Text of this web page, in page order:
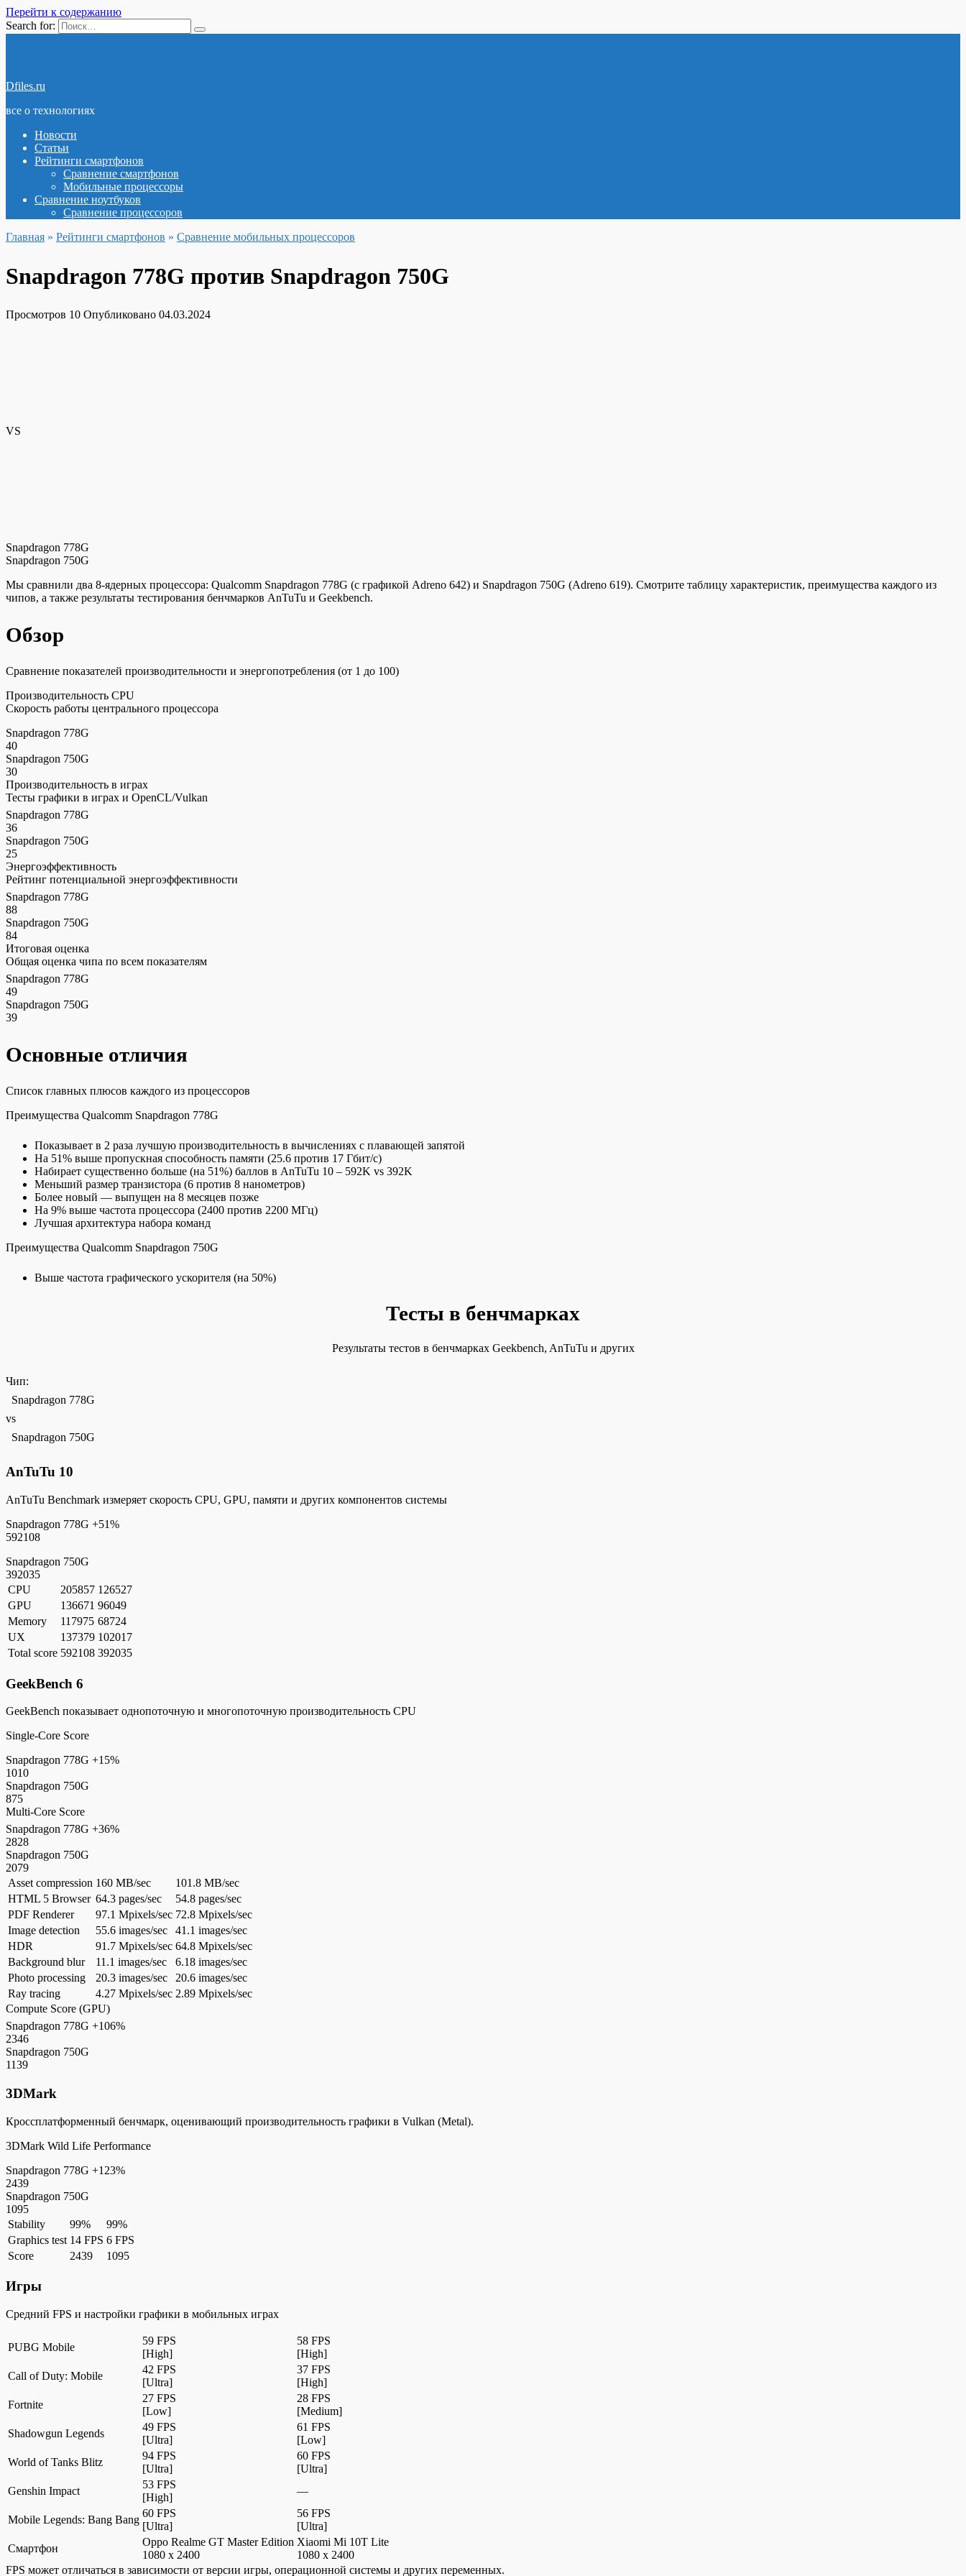
Перейти к содержанию
Search for:
Dfiles.ru
все о технологиях
Новости
Статьи
Рейтинги смартфонов
Сравнение смартфонов
Мобильные процессоры
Сравнение ноутбуков
Сравнение процессоров
Главная » Рейтинги смартфонов » Сравнение мобильных процессоров
Snapdragon 778G против Snapdragon 750G
Просмотров 10 Опубликовано 04.03.2024
VS
Snapdragon 778G
Snapdragon 750G
Мы сравнили два 8-ядерных процессора: Qualcomm Snapdragon 778G (с графикой Adreno 642) и Snapdragon 750G (Adreno 619). Смотрите таблицу характеристик, преимущества каждого из
чипов, а также результаты тестирования бенчмарков AnTuTu и Geekbench.
Обзор
Сравнение показателей производительности и энергопотребления (от 1 до 100)
Производительность CPU
Скорость работы центрального процессора
Snapdragon 778G
40
Snapdragon 750G
30
Производительность в играх
Тесты графики в играх и OpenCL/Vulkan
Snapdragon 778G
36
Snapdragon 750G
25
Энергоэффективность
Рейтинг потенциальной энергоэффективности
Snapdragon 778G
88
Snapdragon 750G
84
Итоговая оценка
Общая оценка чипа по всем показателям
Snapdragon 778G
49
Snapdragon 750G
39
Основные отличия
Список главных плюсов каждого из процессоров
Преимущества Qualcomm Snapdragon 778G
Показывает в 2 раза лучшую производительность в вычислениях с плавающей запятой
На 51% выше пропускная способность памяти (25.6 против 17 Гбит/с)
Набирает существенно больше (на 51%) баллов в AnTuTu 10 – 592K vs 392K
Меньший размер транзистора (6 против 8 нанометров)
Более новый — выпущен на 8 месяцев позже
На 9% выше частота процессора (2400 против 2200 МГц)
Лучшая архитектура набора команд
Преимущества Qualcomm Snapdragon 750G
Выше частота графического ускорителя (на 50%)
Тесты в бенчмарках
Результаты тестов в бенчмарках Geekbench, AnTuTu и других
Чип:
Snapdragon 778G
vs
Snapdragon 750G
AnTuTu 10
AnTuTu Benchmark измеряет скорость CPU, GPU, памяти и других компонентов системы
Snapdragon 778G +51%
592108
Snapdragon 750G
392035
CPU
205857 126527
GPU
136671 96049
Memory
117975 68724
UX
137379 102017
Total score 592108 392035
GeekBench 6
GeekBench показывает однопоточную и многопоточную производительность CPU
Single-Core Score
Snapdragon 778G +15%
1010
Snapdragon 750G
875
Multi-Core Score
Snapdragon 778G +36%
2828
Snapdragon 750G
2079
Asset compression 160 MB/sec
101.8 MB/sec
HTML 5 Browser 64.3 pages/sec
54.8 pages/sec
PDF Renderer
97.1 Mpixels/sec 72.8 Mpixels/sec
Image detection
55.6 images/sec
41.1 images/sec
HDR
91.7 Mpixels/sec 64.8 Mpixels/sec
Background blur
11.1 images/sec
6.18 images/sec
Photo processing
20.3 images/sec
20.6 images/sec
Ray tracing
4.27 Mpixels/sec 2.89 Mpixels/sec
Compute Score (GPU)
Snapdragon 778G +106%
2346
Snapdragon 750G
1139
3DMark
Кроссплатформенный бенчмарк, оценивающий производительность графики в Vulkan (Metal).
3DMark Wild Life Performance
Snapdragon 778G +123%
2439
Snapdragon 750G
1095
Stability
99%
99%
Graphics test 14 FPS 6 FPS
Score
2439 1095
Игры
Средний FPS и настройки графики в мобильных играх
PUBG Mobile
59 FPS
[High]
58 FPS
[High]
Call of Duty: Mobile
42 FPS
[Ultra]
37 FPS
[High]
Fortnite
27 FPS
[Low]
28 FPS
[Medium]
Shadowgun Legends
49 FPS
[Ultra]
61 FPS
[Low]
World of Tanks Blitz
94 FPS
[Ultra]
60 FPS
[Ultra]
Genshin Impact
53 FPS
[High]
—
Mobile Legends: Bang Bang
60 FPS
[Ultra]
56 FPS
[Ultra]
Смартфон
Oppo Realme GT Master Edition
1080 x 2400
Xiaomi Mi 10T Lite
1080 x 2400
FPS может отличаться в зависимости от версии игры, операционной системы и других переменных.